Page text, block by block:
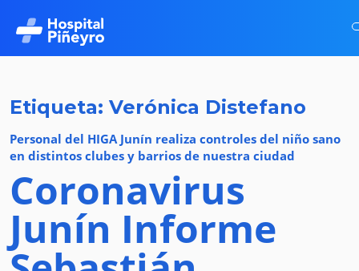
Etiqueta: Verónica Distefano
Personal del HIGA Junín realiza controles del niño sano
en distintos clubes y barrios de nuestra ciudad
Coronavirus
Junín Informe